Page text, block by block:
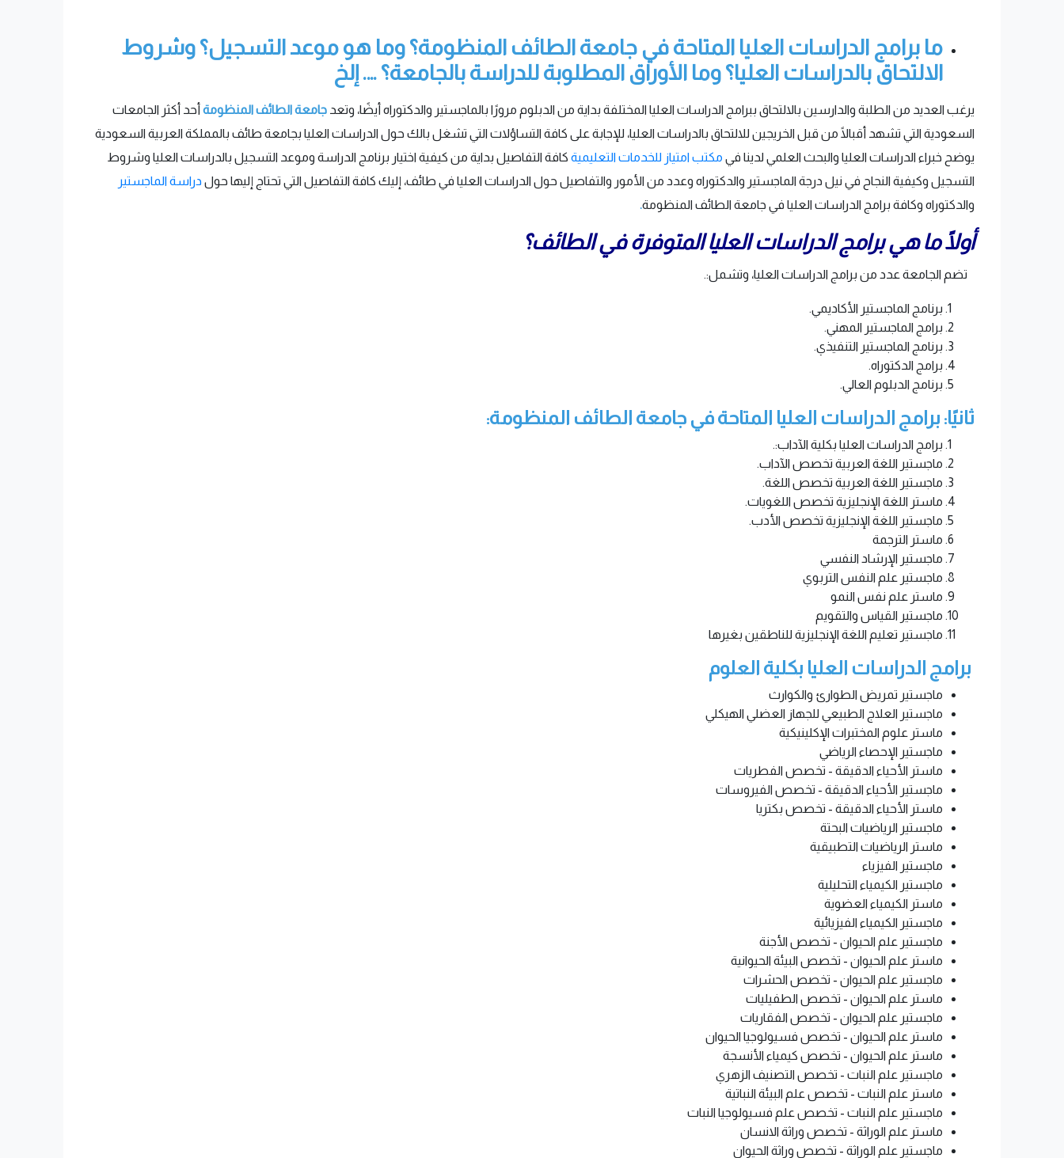
ما برامج الدراسات العليا المتاحة في جامعة الطائف المنظومة؟ وما هو موعد التسجيل؟ وشروط
الالتحاق بالدراسات العليا؟ وما الأوراق المطلوبة للدراسة بالجامعة؟ …. إلخ
يرغب العديد من الطلبة والدارسين بالالتحاق ببرامج الدراسات العليا المختلفة بداية من الدبلوم مرورًا بالماجستير والدكتوراه أيضًا، وتعد جامعة الطائف المنظومة أحد أكثر الجامعات
السعودية التي تشهد أقبالًا من قبل الخريجين للالتحاق بالدراسات العليا، للإجابة على كافة التساؤلات التي تشغل بالك حول الدراسات العليا بجامعة طائف بالمملكة العربية السعودية
يوضح خبراء الدراسات العليا والبحث العلمي لدينا في مكتب امتياز للخدمات التعليمية كافة التفاصيل بداية من كيفية اختيار برنامج الدراسة وموعد التسجيل بالدراسات العليا وشروط
التسجيل وكيفية النجاح في نيل درجة الماجستير والدكتوراه وعدد من الأمور والتفاصيل حول الدراسات العليا في طائف، إليك كافة التفاصيل التي تحتاج إليها حولدراسة الماجستير
والدكتوراه وكافة برامج الدراسات العليا في جامعة الطائف المنظومة.
أولًا ما هي برامج الدراسات العليا المتوفرة في الطائف؟
تضم الجامعة عدد من برامج الدراسات العليا، وتشمل:.
برنامج الماجستير الأكاديمي.
برامج الماجستير المهني.
برنامج الماجستير التنفيذي.
برامج الدكتوراه.
برنامج الدبلوم العالي.
ثانيًا: برامج الدراسات العليا المتاحة في جامعة الطائف المنظومة:
برامج الدراسات العليا بكلية الآداب:.
ماجستير اللغة العربية تخصص الآداب.
ماجستير اللغة العربية تخصص اللغة.
ماستر اللغة الإنجليزية تخصص اللغويات.
ماجستير اللغة الإنجليزية تخصص الأدب.
ماستر الترجمة
ماجستير الإرشاد النفسي
ماجستير علم النفس التربوي
ماستر علم نفس النمو
ماجستير القياس والتقويم
ماجستير تعليم اللغة الإنجليزية للناطقين بغيرها
برامج الدراسات العليا بكلية العلوم
ماجستير تمريض الطوارئ والكوارث
ماجستير العلاج الطبيعي للجهاز العضلي الهيكلي
ماستر علوم المختبرات الإكلينيكية
ماجستير الإحصاء الرياضي
ماستر الأحياء الدقيقة - تخصص الفطريات
ماجستير الأحياء الدقيقة - تخصص الفيروسات
ماستر الأحياء الدقيقة - تخصص بكتريا
ماجستير الرياضيات البحتة
ماستر الرياضيات التطبيقية
ماجستير الفيزياء
ماجستير الكيمياء التحليلية
ماستر الكيمياء العضوية
ماجستير الكيمياء الفيزيائية
ماجستير علم الحيوان - تخصص الأجنة
ماستر علم الحيوان - تخصص البيئة الحيوانية
ماجستير علم الحيوان - تخصص الحشرات
ماستر علم الحيوان - تخصص الطفيليات
ماجستير علم الحيوان - تخصص الفقاريات
ماستر علم الحيوان - تخصص فسيولوجيا الحيوان
ماستر علم الحيوان - تخصص كيمياء الأنسجة
ماجستير علم النبات - تخصص التصنيف الزهري
ماستر علم النبات - تخصص علم البيئة النباتية
ماجستير علم النبات - تخصص علم فسيولوجيا النبات
ماستر علم الوراثة - تخصص وراثة الانسان
ماجستير علم الوراثة - تخصص وراثة الحيوان